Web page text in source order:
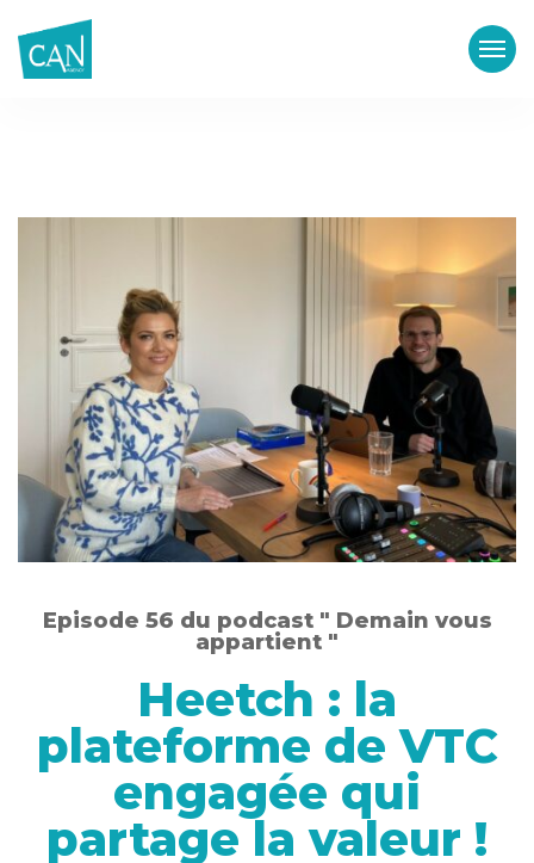
Episode 56 du podcast " Demain vous
appartient "
Heetch : la
plateforme de VTC
engagée qui
partage la valeur !